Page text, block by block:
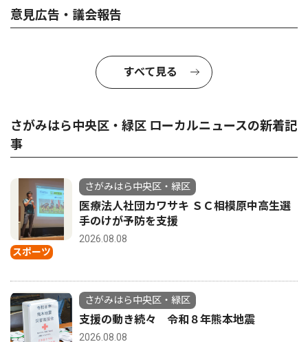
意見広告・議会報告
すべて見る
さがみはら中央区・緑区 ローカルニュースの新着記
事
スポーツ
さがみはら中央区・緑区
医療法人社団カワサキ ＳＣ相模原中高生選
手のけが予防を支援
2026.08.08
さがみはら中央区・緑区
支援の動き続々 令和８年熊本地震
2026.08.08